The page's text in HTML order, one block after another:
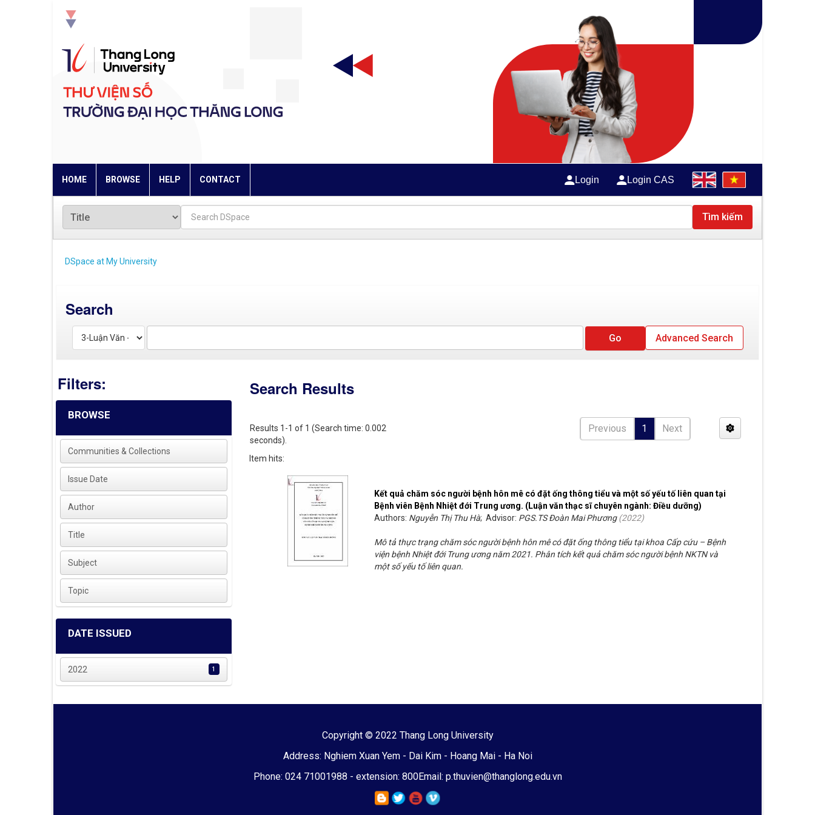
HOME BROWSE HELP CONTACT Login Login CAS
Tìm kiếm
DSpace at My University
Search
Advanced Search
Filters:
BROWSE
Communities & Collections
Issue Date
Author
Title
Subject
Topic
DATE ISSUED
2022 1
Search Results
Results 1-1 of 1 (Search time: 0.002
seconds).
Previous 1 Next
Item hits:
Kết quả chăm sóc người bệnh hôn mê có đặt ống thông tiểu và một số yếu tố liên quan tại
Bệnh viên Bệnh Nhiệt đới Trung ương. (Luận văn thạc sĩ chuyên ngành: Điều dưỡng)
Authors: Nguyễn Thị Thu Hà; Advisor: PGS.TS Đoàn Mai Phương(2022)
Mô tả thực trạng chăm sóc người bệnh hôn mê có đặt ống thông tiểu tại khoa Cấp cứu – Bệnh
viện bệnh Nhiệt đới Trung ương năm 2021. Phân tích kết quả chăm sóc người bệnh NKTN và
một số yếu tố liên quan.
Copyright © 2022 Thang Long University
Address: Nghiem Xuan Yem - Dai Kim - Hoang Mai - Ha Noi
Phone: 024 71001988 - extension: 800Email: p.thuvien@thanglong.edu.vn